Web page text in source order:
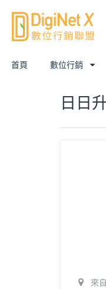
首頁 數位行銷
日日
來自